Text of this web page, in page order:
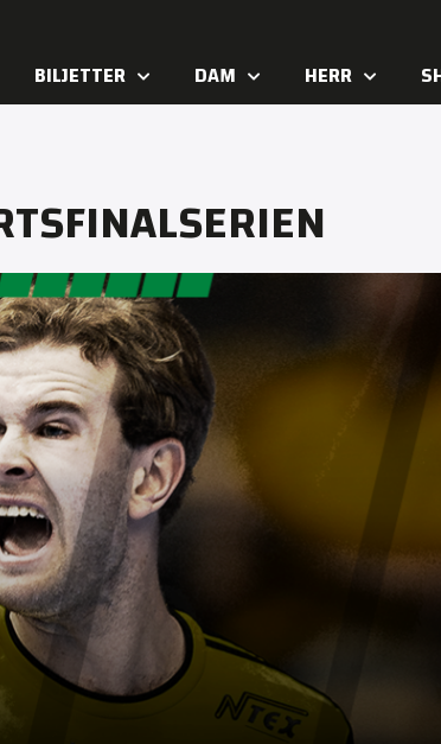
BILJETTER DAM HERR